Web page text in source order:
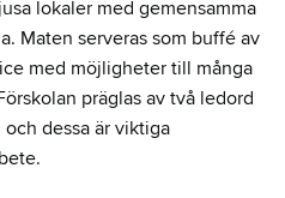
lokaler med gemensamma
Maten serveras som buffé av
med möjligheter till många
präglas av två ledord
dessa är viktiga